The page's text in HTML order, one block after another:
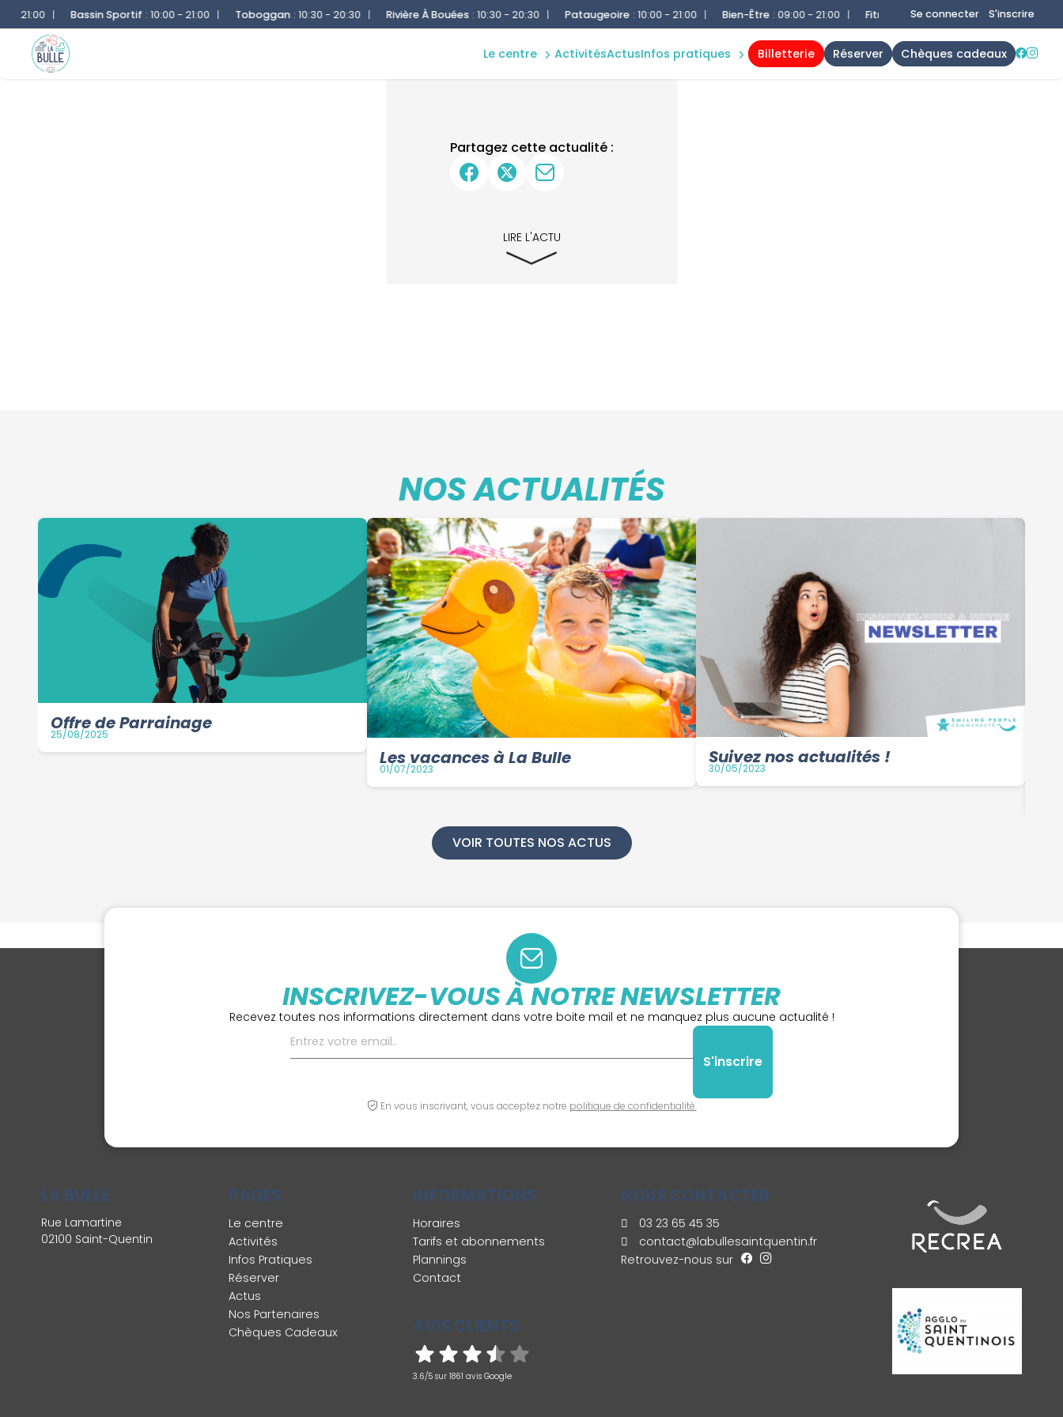
| Bassin Sportif:10:00 - 21:00 | Toboggan:10:30 - 20:30 | Rivière À Bouées:10:30 - 20:30 | Pataugeoire:10:00 - 21:00 | Bien-Être:09:00 - 21:00 | Fitness 09:00 - 21:00 | Solarium:09:00
Se connecter S'inscrire
le centre
fitness
séminaire
activités actus infos pratiques
accès &
règles
billetterie réserver chèques cadeaux
Partagez cette actualité :
LIRE L'ACTU
NOS ACTUALITÉS
Offre de Parrainage
25/08/2025
Les vacances à La Bulle
01/07/2023
Suivez nos actualités !
30/05/2023
VOIR TOUTES NOS ACTUS
INSCRIVEZ-VOUS À NOTRE NEWSLETTER
Recevez toutes nos informations directement dans votre boite mail et ne manquez plus aucune actualité !
En vous inscrivant, vous acceptez notre politique de confidentialité.
LA BULLE
Rue Lamartine
02100 Saint-Quentin
PAGES
Le centre
Activités
Infos Pratiques
Réserver
Actus
Nos Partenaires
Chèques Cadeaux
INFORMATIONS
Horaires
Tarifs et abonnements
Plannings
Contact
AVIS CLIENTS
3.6/5 sur 1861 avis Google
NOUS CONTACTER
03 23 65 45 35
contact@labullesaintquentin.fr
Retrouvez-nous sur